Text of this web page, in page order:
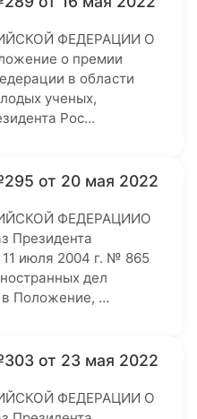
ФЕДЕРАЦИИ О
о премии
в области
ученых,
Рос…
от 20 мая 2022
ФЕДЕРАЦИИО
Президента
июля 2004 г. № 865
дел
в Положение, …
от 23 мая 2022
ФЕДЕРАЦИИ О